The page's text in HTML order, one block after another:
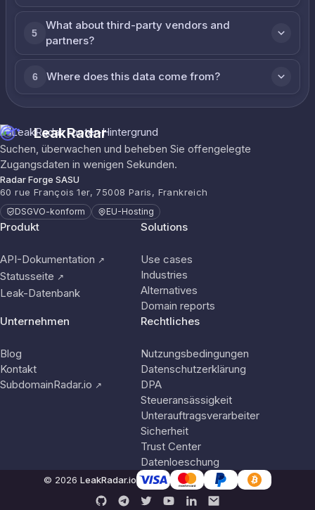
5
What about third-party vendors and
partners?
6 Where does this data come from?
LeakRadar
Suchen, überwachen und beheben Sie offengelegte
Zugangsdaten in wenigen Sekunden.
Radar Forge SASU
60 rue François 1er, 75008 Paris, Frankreich
DSGVO-konform EU-Hosting
Produkt
API-Dokumentation ↗
Statusseite ↗
Leak-Datenbank
Solutions
Use cases
Industries
Alternatives
Domain reports
Unternehmen
Blog
Kontakt
SubdomainRadar.io ↗
Rechtliches
Nutzungsbedingungen
Datenschutzerklärung
DPA
Steueransässigkeit
Unterauftragsverarbeiter
Sicherheit
Trust Center
Datenloeschung
© 2026 LeakRadar.io